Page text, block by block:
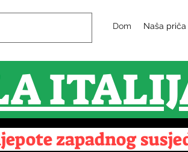
Dom Naša priča
zapadnog